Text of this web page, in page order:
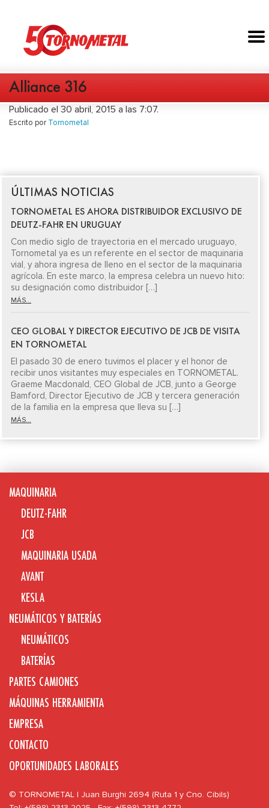
Alliance 316
Publicado el 30 abril, 2015 a las 7:07.
Escrito por Tornometal
ÚLTIMAS NOTICIAS
TORNOMETAL ES AHORA DISTRIBUIDOR EXCLUSIVO DE
DEUTZ-FAHR EN URUGUAY
Con medio siglo de trayectoria en el mercado uruguayo,
Tornometal ya es un referente en el sector de maquinaria
vial, y ahora ingresa de lleno en el sector de la maquinaria
agrícola. En este marco, la empresa celebra un nuevo hito:
su designación como distribuidor […]
MÁS...
CEO GLOBAL Y DIRECTOR EJECUTIVO DE JCB DE VISITA
EN TORNOMETAL
El pasado 30 de enero tuvimos el placer y el honor de
recibir unos visitantes muy especiales en TORNOMETAL.
Graeme Macdonald, CEO Global de JCB, junto a George
Bamford, Director Ejecutivo de JCB y tercera generación
de la familia en la empresa que lleva su […]
MÁS...
MAQUINARIA
DEUTZ-FAHR
JCB
MAQUINARIA USADA
AVANT
KESLA
NEUMÁTICOS Y BATERÍAS
NEUMÁTICOS
BATERÍAS
PARTES CAMIONES
MÁQUINAS HERRAMIENTA
EMPRESA
CONTACTO
OPORTUNIDADES LABORALES
© TORNOMETAL | Juan Burghi 2694 (Ruta 1 y Cno. Cibils)